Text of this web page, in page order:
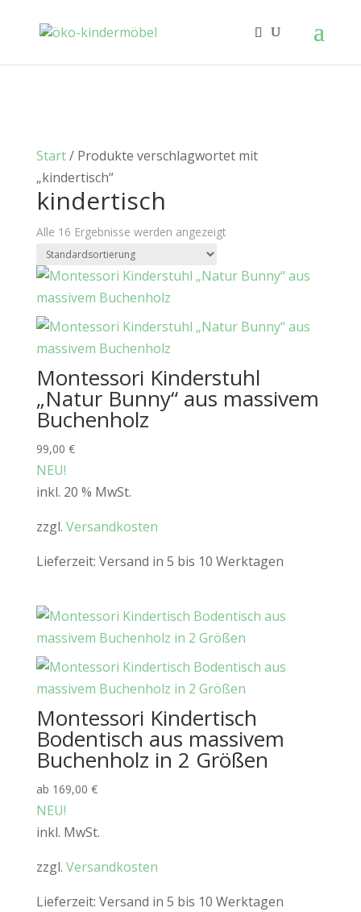
Start/ Produkte verschlagwortet mit
„kindertisch“
kindertisch
Alle 16 Ergebnisse werden angezeigt
Montessori Kinderstuhl
„Natur Bunny“ aus massivem
Buchenholz
99,00 €
NEU!
inkl. 20 % MwSt.
zzgl. Versandkosten
Lieferzeit: Versand in 5 bis 10 Werktagen
Montessori Kindertisch
Bodentisch aus massivem
Buchenholz in 2 Größen
ab 169,00 €
NEU!
inkl. MwSt.
zzgl. Versandkosten
Lieferzeit: Versand in 5 bis 10 Werktagen